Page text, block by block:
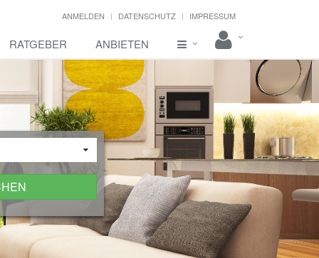
ANMELDEN DATENSCHUTZ IMPRESSUM
RATGEBER ANBIETEN